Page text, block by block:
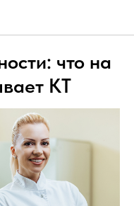
что на
КТ